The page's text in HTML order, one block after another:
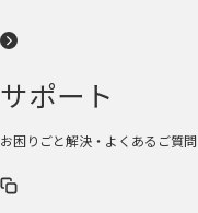
サポート
お困りごと解決・よくあるご質問